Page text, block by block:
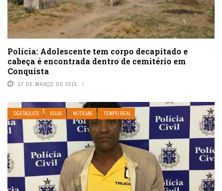
Polícia: Adolescente tem corpo decapitado e
cabeça é encontrada dentro de cemitério em
Conquista
17 DE MARÇO DE 2015
DESTAQUES IGUAÍ NOTÍCIAS TEMPO REAL